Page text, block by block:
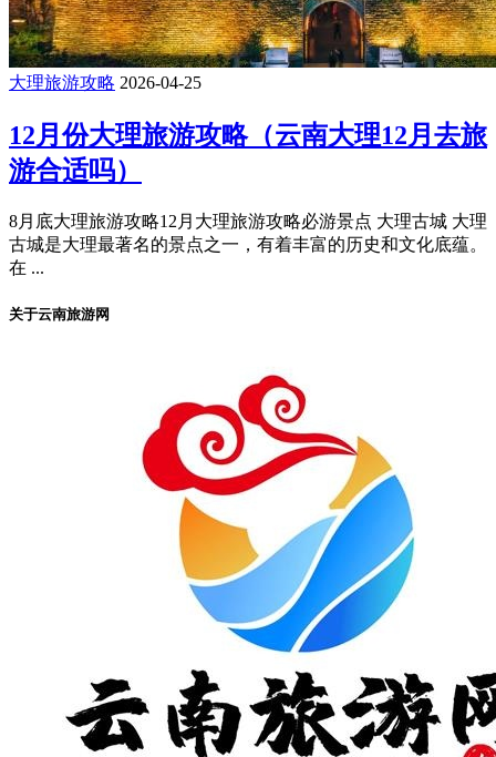
大理旅游攻略 2026-04-25
12月份大理旅游攻略（云南大理12月去旅
游合适吗）
8月底大理旅游攻略12月大理旅游攻略必游景点 大理古城 大理
古城是大理最著名的景点之一，有着丰富的历史和文化底蕴。
在 ...
关于云南旅游网